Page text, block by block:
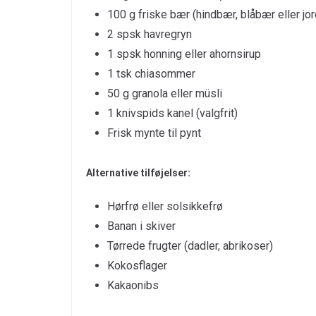
100 g friske bær (hindbær, blåbær eller
2 spsk havregryn
1 spsk honning eller ahornsirup
1 tsk chiasommer
50 g granola eller müsli
1 knivspids kanel (valgfrit)
Frisk mynte til pynt
Alternative tilføjelser:
Hørfrø eller solsikkefrø
Banan i skiver
Tørrede frugter (dadler, abrikoser)
Kokosflager
Kakaonibs